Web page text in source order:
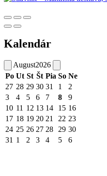
Kalendár
August2026
Po Ut St Št Pia So Ne
27 28 29 30 31 1
2
3
4 5 6 7 8
9
10 11 12 13 14 15 16
17 18 19 20 21 22 23
24 25 26 27 28 29 30
31 1 2 3 4 5 6